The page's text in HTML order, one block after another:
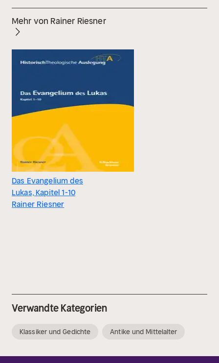
Mehr von Rainer Riesner
Das Evangelium des
Lukas, Kapitel 1-10
Rainer Riesner
Verwandte Kategorien
Klassiker und Gedichte Antike und Mittelalter